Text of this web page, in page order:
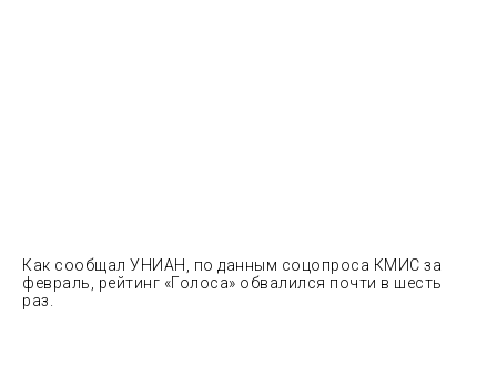
Как сообщал УНИАН, по данным соцопроса КМИС за
февраль, рейтинг «Голоса» обвалился почти в шесть
раз.